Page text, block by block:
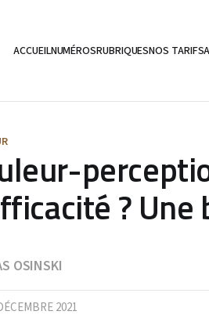
ACCUEILNUMÉROSRUBRIQUESNOS TARIFS
?
OSINSKI
2021